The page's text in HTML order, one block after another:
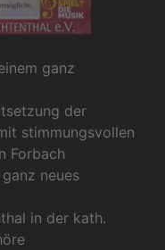
ganz
der
stimmungsvollen
Forbach
neues
in der kath.